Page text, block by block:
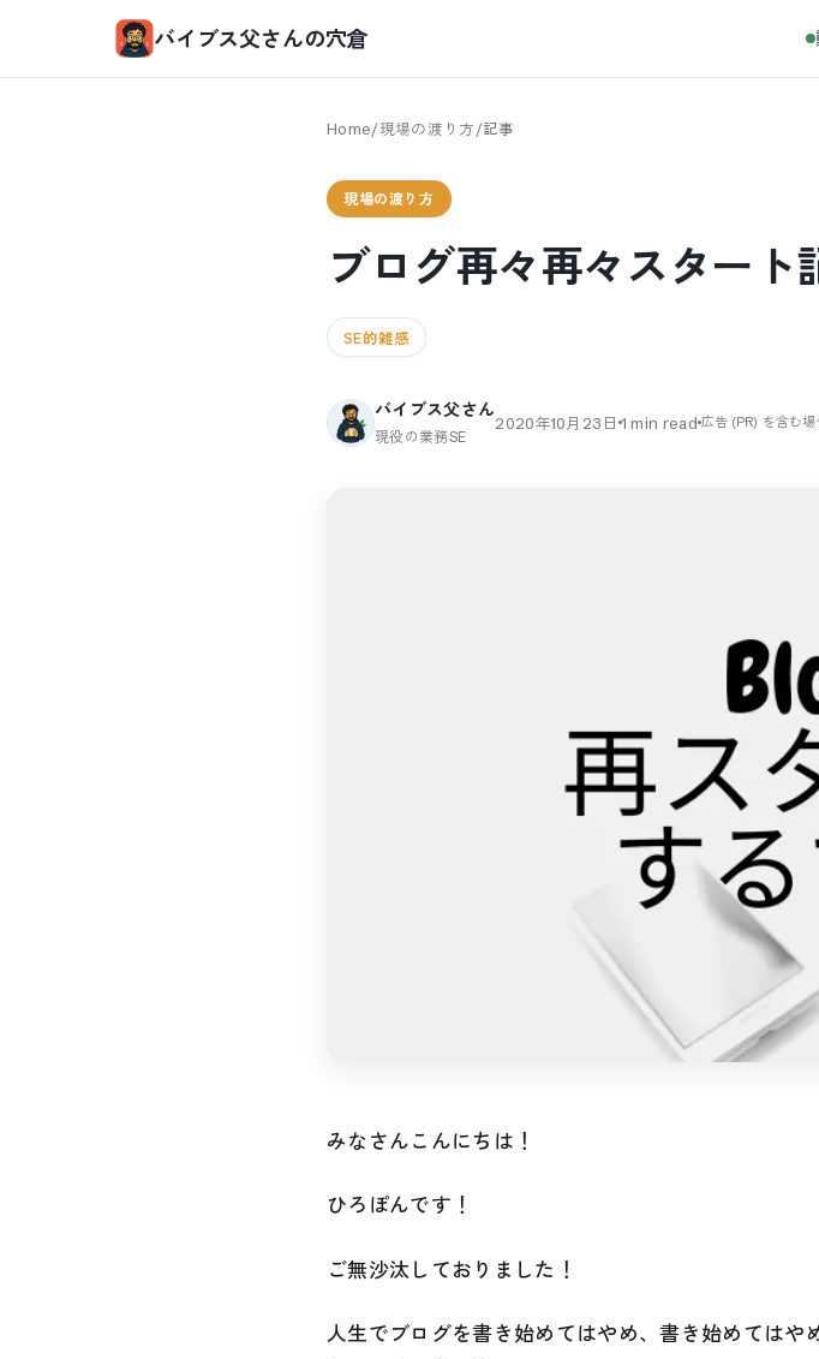
バイブス父さんの穴倉
Home/現場の渡り方 /記事
現場の渡り方
ブログ再々再々スタート
SE的雑感
バイブス父さん
現役の業務SE
2020年10月23日 1 min read 広告 (PR) を含む
みなさんこんにちは！
ひろぽんです！
ご無沙汰しておりました！
人生でブログを書き始めてはやめ、書き始めては